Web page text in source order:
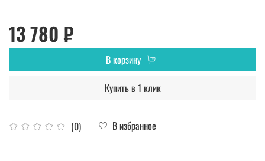
(0) В избранное
13 780 ₽
В корзину
Купить в 1 клик